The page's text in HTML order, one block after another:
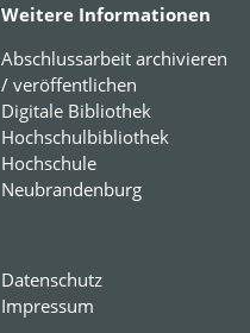
Weitere Informationen
Abschlussarbeit archivieren
/ veröffentlichen
Digitale Bibliothek
Hochschulbibliothek
Hochschule
Neubrandenburg
Datenschutz
Impressum